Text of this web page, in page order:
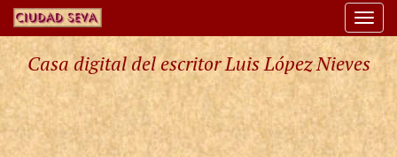
Casa digital del escritor Luis López Nieves